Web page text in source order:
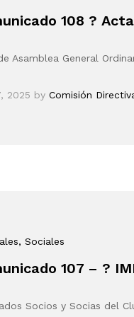
108 ?
Asamblea General
2025 by Comisión
, Sociales
107 – ?
Socios y Socias del